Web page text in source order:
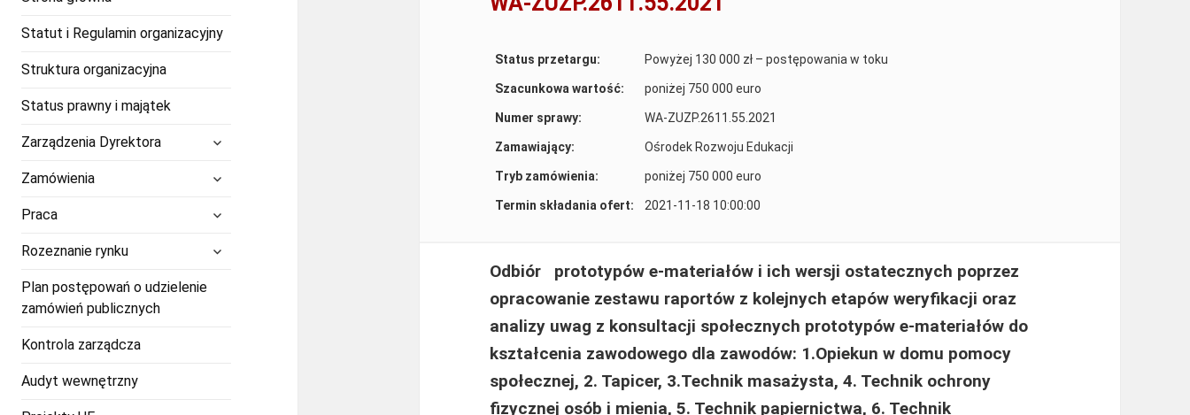
białym zółtym
Statut i Regulamin organizacyjny
Struktura organizacyjna
Status prawny i majątek
Zarządzenia Dyrektora
rozwiń
menu
Zamówienia
Praca
Rozeznanie rynkurozwiń
menu
potomne
Plan postępowań o udzielenie
zamówień publicznych
Kontrola zarządcza
Audyt wewnętrzny
Status przetargu: Powyżej 130 000 zł – postępowania w toku
Szacunkowa wartość: poniżej 750 000 euro
Numer sprawy: WA-ZUZP.2611.55.2021
Zamawiający: Ośrodek Rozwoju Edukacji
Tryb zamówienia: poniżej 750 000 euro
Termin składania ofert: 2021-11-18 10:00:00
Odbiór
prototypów e-materiałów i ich wersji ostatecznych poprzez
opracowanie zestawu raportów z kolejnych etapów weryfikacji oraz
analizy uwag z konsultacji społecznych prototypów e-materiałów do
kształcenia zawodowego dla zawodów: 1.Opiekun w domu pomocy
społecznej, 2. Tapicer, 3.Technik masażysta, 4. Technik ochrony
fizycznej osób i mienia, 5. Technik papiernictwa, 6. Technik